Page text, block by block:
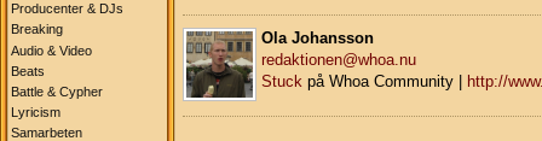
Producenter & DJs
Breaking
Audio & Video
Beats
Battle & Cypher
Lyricism
Samarbeten
Ola Johansson
redaktionen@whoa.nu
Stuck på Whoa Community | http://